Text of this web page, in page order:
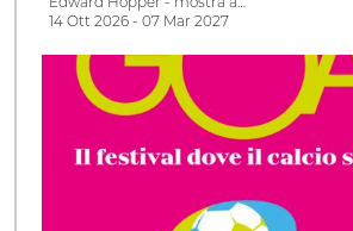
14 Ott 2026 - 07 Mar 2027